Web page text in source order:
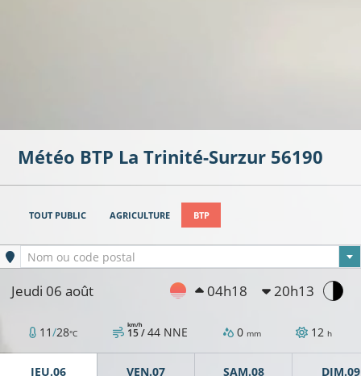
Météo BTP La Trinité-Surzur 56190
TOUT PUBLIC AGRICULTURE BTP
Ville sélectionnée
Nom ou code postal
Jeudi 06 août 04h18 20h13
11/28°C 15 /
km/h 44 NNE 0 mm 12 h
JEU.06 VEN.07 SAM.08 DIM.09